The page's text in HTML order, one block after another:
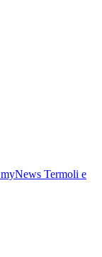
myNews Termoli e